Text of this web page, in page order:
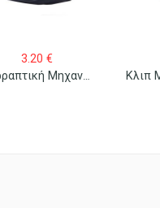
3.20€
Συρραπτική Μηχανή Sax 319 Χειρός